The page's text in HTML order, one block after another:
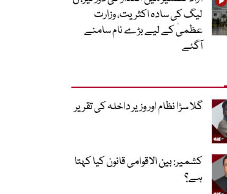
لیگ کی سادہ اکثریت، وزارت
عظمیٰ کے لیے بڑے نام سامنے
آگئے
گلا سڑا نظام اور وزیر داخلہ کی تقریر
کشمیر: بین الاقوامی قانون کیا کہتا
ہے؟